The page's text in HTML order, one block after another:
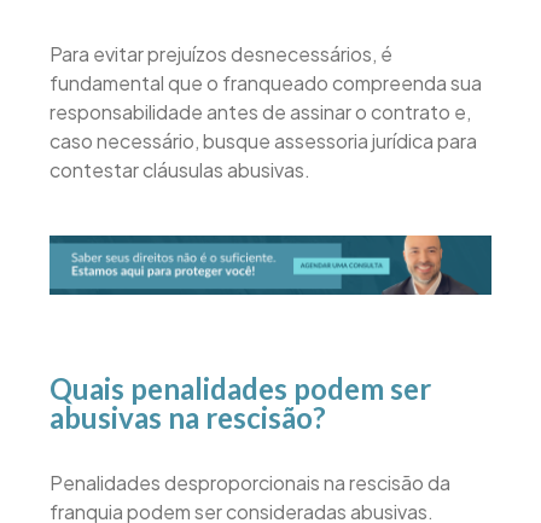
Para evitar prejuízos desnecessários, é
fundamental que o franqueado compreenda sua
responsabilidade antes de assinar o contrato e,
caso necessário, busque assessoria jurídica para
contestar cláusulas abusivas.
Quais penalidades podem ser
abusivas na rescisão?
Penalidades desproporcionais na rescisão da
franquia podem ser consideradas abusivas.